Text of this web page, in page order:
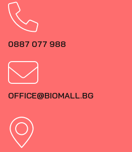
0887 077 988
OFFICE@BIOMALL.BG